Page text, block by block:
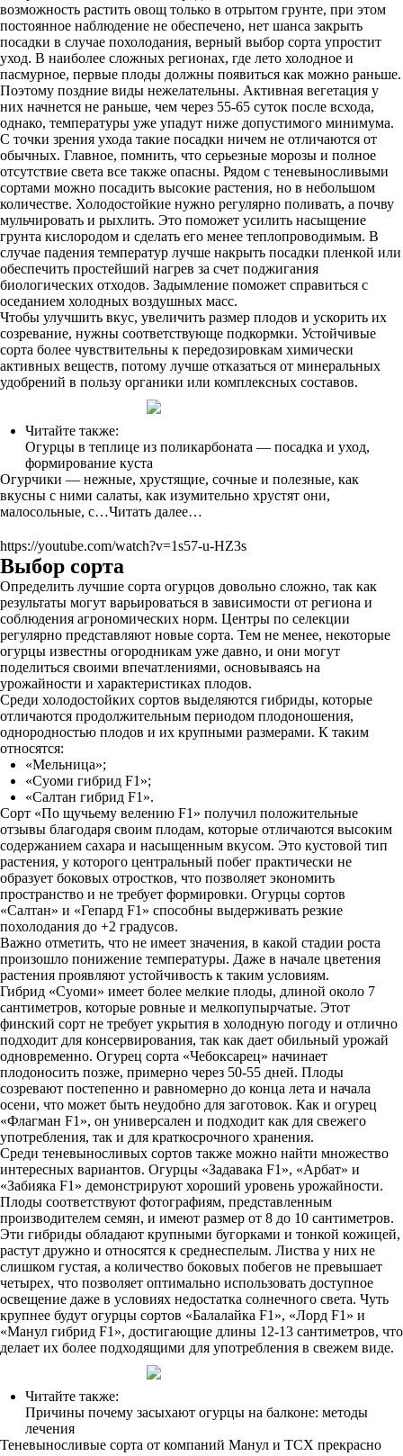
возможность растить овощ только в отрытом грунте, при этом
постоянное наблюдение не обеспечено, нет шанса закрыть
посадки в случае похолодания, верный выбор сорта упростит
уход. В наиболее сложных регионах, где лето холодное и
пасмурное, первые плоды должны появиться как можно раньше.
Поэтому поздние виды нежелательны. Активная вегетация у
них начнется не раньше, чем через 55-65 суток после всхода,
однако, температуры уже упадут ниже допустимого минимума.
С точки зрения ухода такие посадки ничем не отличаются от
обычных. Главное, помнить, что серьезные морозы и полное
отсутствие света все также опасны. Рядом с теневыносливыми
сортами можно посадить высокие растения, но в небольшом
количестве. Холодостойкие нужно регулярно поливать, а почву
мульчировать и рыхлить. Это поможет усилить насыщение
грунта кислородом и сделать его менее теплопроводимым. В
случае падения температур лучше накрыть посадки пленкой или
обеспечить простейший нагрев за счет поджигания
биологических отходов. Задымление поможет справиться с
оседанием холодных воздушных масс.
Чтобы улучшить вкус, увеличить размер плодов и ускорить их
созревание, нужны соответствующе подкормки. Устойчивые
сорта более чувствительны к передозировкам химически
активных веществ, потому лучше отказаться от минеральных
удобрений в пользу органики или комплексных составов.
Читайте также:
Огурцы в теплице из поликарбоната — посадка и уход,
формирование куста
Огурчики — нежные, хрустящие, сочные и полезные, как
вкусны с ними салаты, как изумительно хрустят они,
малосольные, с…Читать далее…
https://youtube.com/watch?v=1s57-u-HZ3s
Выбор сорта
Определить лучшие сорта огурцов довольно сложно, так как
результаты могут варьироваться в зависимости от региона и
соблюдения агрономических норм. Центры по селекции
регулярно представляют новые сорта. Тем не менее, некоторые
огурцы известны огородникам уже давно, и они могут
поделиться своими впечатлениями, основываясь на
урожайности и характеристиках плодов.
Среди холодостойких сортов выделяются гибриды, которые
отличаются продолжительным периодом плодоношения,
однородностью плодов и их крупными размерами. К таким
относятся:
«Мельница»;
«Суоми гибрид F1»;
«Салтан гибрид F1».
Сорт «По щучьему велению F1» получил положительные
отзывы благодаря своим плодам, которые отличаются высоким
содержанием сахара и насыщенным вкусом. Это кустовой тип
растения, у которого центральный побег практически не
образует боковых отростков, что позволяет экономить
пространство и не требует формировки. Огурцы сортов
«Салтан» и «Гепард F1» способны выдерживать резкие
похолодания до +2 градусов.
Важно отметить, что не имеет значения, в какой стадии роста
произошло понижение температуры. Даже в начале цветения
растения проявляют устойчивость к таким условиям.
Гибрид «Суоми» имеет более мелкие плоды, длиной около 7
сантиметров, которые ровные и мелкопупырчатые. Этот
финский сорт не требует укрытия в холодную погоду и отлично
подходит для консервирования, так как дает обильный урожай
одновременно. Огурец сорта «Чебоксарец» начинает
плодоносить позже, примерно через 50-55 дней. Плоды
созревают постепенно и равномерно до конца лета и начала
осени, что может быть неудобно для заготовок. Как и огурец
«Флагман F1», он универсален и подходит как для свежего
употребления, так и для краткосрочного хранения.
Среди теневыносливых сортов также можно найти множество
интересных вариантов. Огурцы «Задавака F1», «Арбат» и
«Забияка F1» демонстрируют хороший уровень урожайности.
Плоды соответствуют фотографиям, представленным
производителем семян, и имеют размер от 8 до 10 сантиметров.
Эти гибриды обладают крупными бугорками и тонкой кожицей,
растут дружно и относятся к среднеспелым. Листва у них не
слишком густая, а количество боковых побегов не превышает
четырех, что позволяет оптимально использовать доступное
освещение даже в условиях недостатка солнечного света. Чуть
крупнее будут огурцы сортов «Балалайка F1», «Лорд F1» и
«Манул гибрид F1», достигающие длины 12-13 сантиметров, что
делает их более подходящими для употребления в свежем виде.
Читайте также:
Причины почему засыхают огурцы на балконе: методы
лечения
Теневыносливые сорта от компаний Манул и ТСХ прекрасно